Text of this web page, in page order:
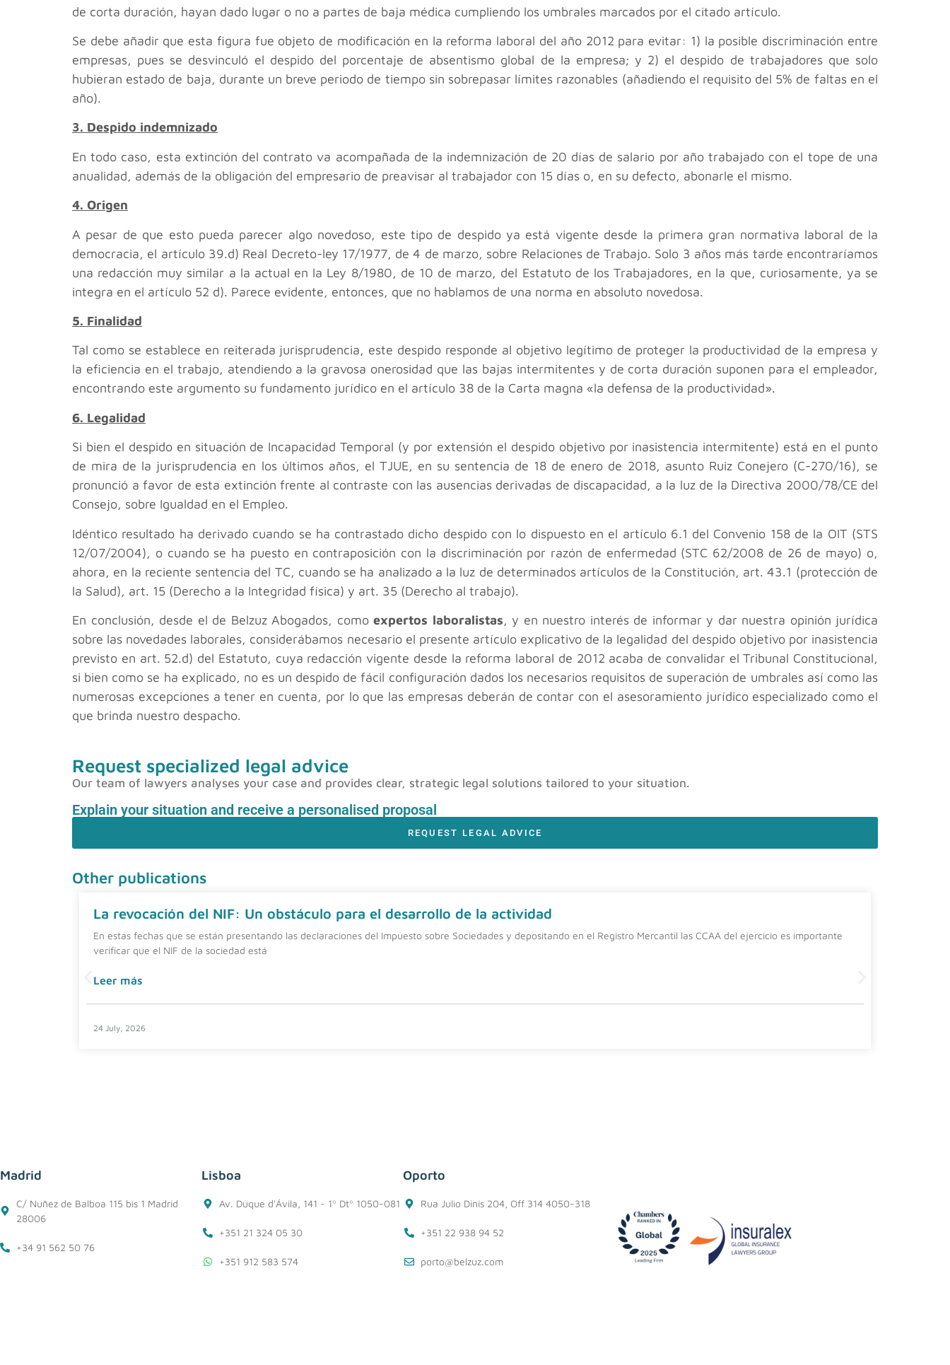
de corta duración, hayan dado lugar o no a partes de baja médica cumpliendo los umbrales marcados por el citado artículo.
Se debe añadir que esta figura fue objeto de modificación en la reforma laboral del año 2012 para evitar: 1) la posible discriminación entre
empresas, pues se desvinculó el despido del porcentaje de absentismo global de la empresa; y 2) el despido de trabajadores que solo
hubieran estado de baja, durante un breve periodo de tiempo sin sobrepasar límites razonables (añadiendo el requisito del 5% de faltas en el
año).
3. Despido indemnizado
En todo caso, esta extinción del contrato va acompañada de la indemnización de 20 días de salario por año trabajado con el tope de una
anualidad, además de la obligación del empresario de preavisar al trabajador con 15 días o, en su defecto, abonarle el mismo.
4. Origen
A pesar de que esto pueda parecer algo novedoso, este tipo de despido ya está vigente desde la primera gran normativa laboral de la
democracia, el artículo 39.d) Real Decreto-ley 17/1977, de 4 de marzo, sobre Relaciones de Trabajo. Solo 3 años más tarde encontraríamos
una redacción muy similar a la actual en la Ley 8/1980, de 10 de marzo, del Estatuto de los Trabajadores, en la que, curiosamente, ya se
integra en el artículo 52 d). Parece evidente, entonces, que no hablamos de una norma en absoluto novedosa.
5. Finalidad
Tal como se establece en reiterada jurisprudencia, este despido responde al objetivo legítimo de proteger la productividad de la empresa y
la eficiencia en el trabajo, atendiendo a la gravosa onerosidad que las bajas intermitentes y de corta duración suponen para el empleador,
encontrando este argumento su fundamento jurídico en el artículo 38 de la Carta magna «la defensa de la productividad».
6. Legalidad
Si bien el despido en situación de Incapacidad Temporal (y por extensión el despido objetivo por inasistencia intermitente) está en el punto
de mira de la jurisprudencia en los últimos años, el TJUE, en su sentencia de 18 de enero de 2018, asunto Ruiz Conejero (C-270/16), se
pronunció a favor de esta extinción frente al contraste con las ausencias derivadas de discapacidad, a la luz de la Directiva 2000/78/CE del
Consejo, sobre Igualdad en el Empleo.
Idéntico resultado ha derivado cuando se ha contrastado dicho despido con lo dispuesto en el artículo 6.1 del Convenio 158 de la OIT (STS
12/07/2004), o cuando se ha puesto en contraposición con la discriminación por razón de enfermedad (STC 62/2008 de 26 de mayo) o,
ahora, en la reciente sentencia del TC, cuando se ha analizado a la luz de determinados artículos de la Constitución, art. 43.1 (protección de
la Salud), art. 15 (Derecho a la Integridad física) y art. 35 (Derecho al trabajo).
En conclusión, desde el de Belzuz Abogados, como expertos laboralistas, y en nuestro interés de informar y dar nuestra opinión jurídica
sobre las novedades laborales, considerábamos necesario el presente artículo explicativo de la legalidad del despido objetivo por inasistencia
previsto en art. 52.d) del Estatuto, cuya redacción vigente desde la reforma laboral de 2012 acaba de convalidar el Tribunal Constitucional,
si bien como se ha explicado, no es un despido de fácil configuración dados los necesarios requisitos de superación de umbrales así como las
numerosas excepciones a tener en cuenta, por lo que las empresas deberán de contar con el asesoramiento jurídico especializado como el
que brinda nuestro despacho.
Request specialized legal advice
Our team of lawyers analyses your case and provides clear, strategic legal solutions tailored to your situation.
Explain your situation and receive a personalised proposal
REQUEST LEGAL ADVICE
Other publications
La revocación del NIF: Un obstáculo para el desarrollo de la actividad
En estas fechas que se están presentando las declaraciones del Impuesto sobre Sociedades y depositando en el Registro Mercantil las CCAA del ejercicio es importante
verificar que el NIF de la sociedad está
Leer más
24 July, 2026
Madrid
C/ Nuñez de Balboa 115 bis 1 Madrid
28006
+34 91 562 50 76
Lisboa
Av. Duque d'Ávila, 141 - 1º Dtº 1050-081
+351 21 324 05 30
+351 912 583 574
Oporto
Rua Julio Dinis 204, Off 314 4050-318
+351 22 938 94 52
porto@belzuz.com